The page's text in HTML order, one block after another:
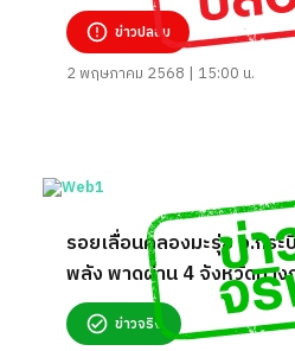
ข่าวปลอม
2 พฤษภาคม 2568 | 15:00 น.
รอยเลื่อนคลองมะรุ่ย จ.กร
พลัง พาดผ่าน 4 จังหวัดทาง
ข่าวจริง